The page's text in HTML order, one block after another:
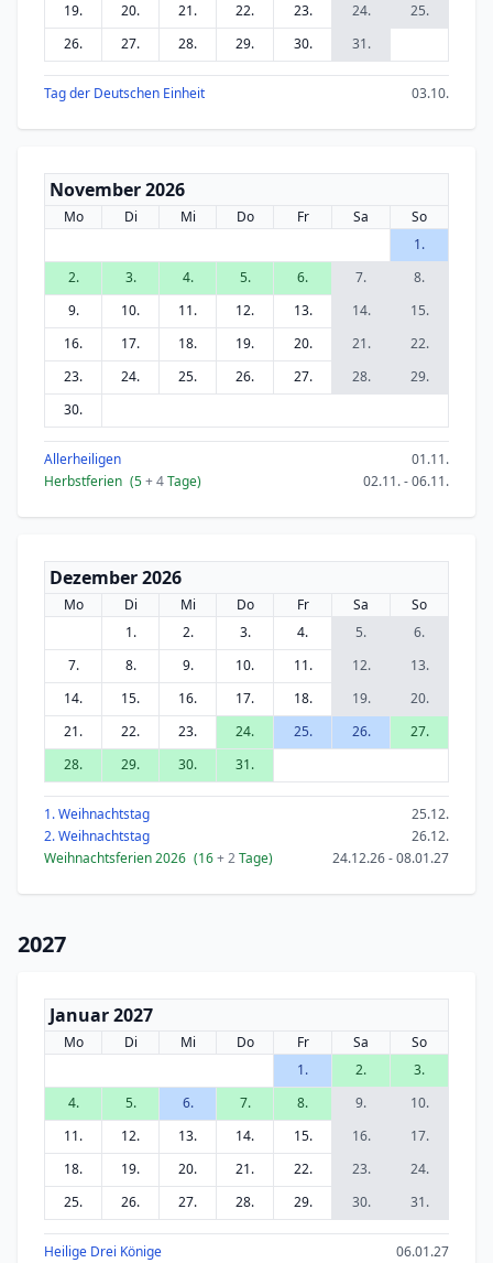
19.
20. 21. 22. 23. 24.
25.
26.
27. 28. 29. 30. 31.
Tag der Deutschen Einheit 03.10.
November 2026
Mo Di Mi Do Fr Sa
So
1.
2.
3. 4. 5. 6. 7.
8.
9.
10. 11. 12. 13. 14.
15.
16.
17. 18. 19. 20. 21.
22.
23.
24. 25. 26. 27. 28.
29.
30.
Allerheiligen
01.11.
Herbstferien (5+ 4Tage) 02.11. - 06.11.
Dezember 2026
Mo Di Mi Do Fr Sa
So
1.
2. 3. 4. 5.
6.
7.
8. 9. 10. 11. 12.
13.
14.
15. 16. 17. 18. 19.
20.
21.
22. 23. 24. 25. 26.
27.
28.
29. 30. 31.
1. Weihnachtstag
25.12.
2. Weihnachtstag
26.12.
Weihnachtsferien 2026 (16+ 2Tage) 24.12.26 - 08.01.27
2027
Januar 2027
Mo Di Mi Do Fr Sa
So
1.
2.
3.
4.
5. 6. 7. 8. 9.
10.
11.
12. 13. 14. 15. 16.
17.
18.
19. 20. 21. 22. 23.
24.
25.
26. 27. 28. 29. 30. 31.
Heilige Drei Könige
06.01.27